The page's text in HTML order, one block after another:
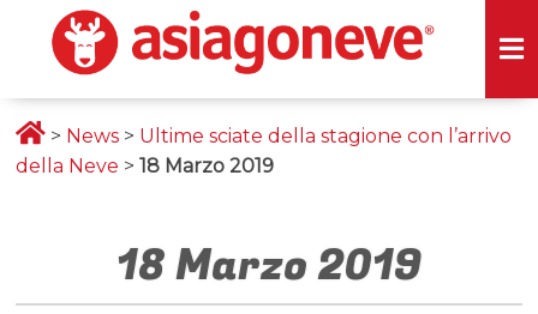
> News > Ultime sciate della stagione con l’arrivo
della Neve >18 Marzo 2019
18 Marzo 2019